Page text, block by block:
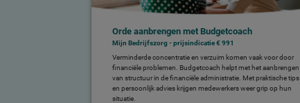
Orde aanbrengen met Budgetcoach
Mijn Bedrijfszorg - prijsindicatie € 991
Verminderde concentratie en verzuim komen vaak voor door
financiële problemen. Budgetcoach helpt met het aanbrengen
van structuur in de financiële administratie. Met praktische tips
en persoonlijk advies krijgen medewerkers weer grip op hun
situatie.